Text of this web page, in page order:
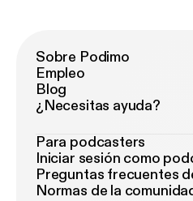
Sobre Podimo
Empleo
Blog
¿Necesitas ayuda?
Para podcasters
Iniciar sesión como
Preguntas frecuentes
Normas de la